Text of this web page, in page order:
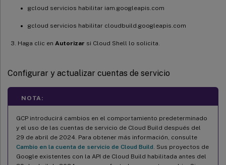
gcloud servicios habilitar iam.googleapis.com
gcloud servicios habilitar cloudbuild.googleapis.com
Haga clic en Autorizar si Cloud Shell lo solicita.
Configurar y actualizar cuentas de servicio
NOTA:
GCP introducirá cambios en el comportamiento predeterminado
y el uso de las cuentas de servicio de Cloud Build después del
29 de abril de 2024. Para obtener más información, consulte
Cambio en la cuenta de servicio de Cloud Build . Sus proyectos de
Google existentes con la API de Cloud Build habilitada antes del